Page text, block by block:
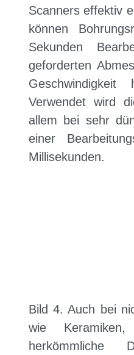
Scanners effektiv
können
Sekunden
geforderten
Geschwindigkeit
Verwendet wird
allem bei sehr
einer
Millisekunden.
Bild 4. Auch bei
wie
herkömmliche